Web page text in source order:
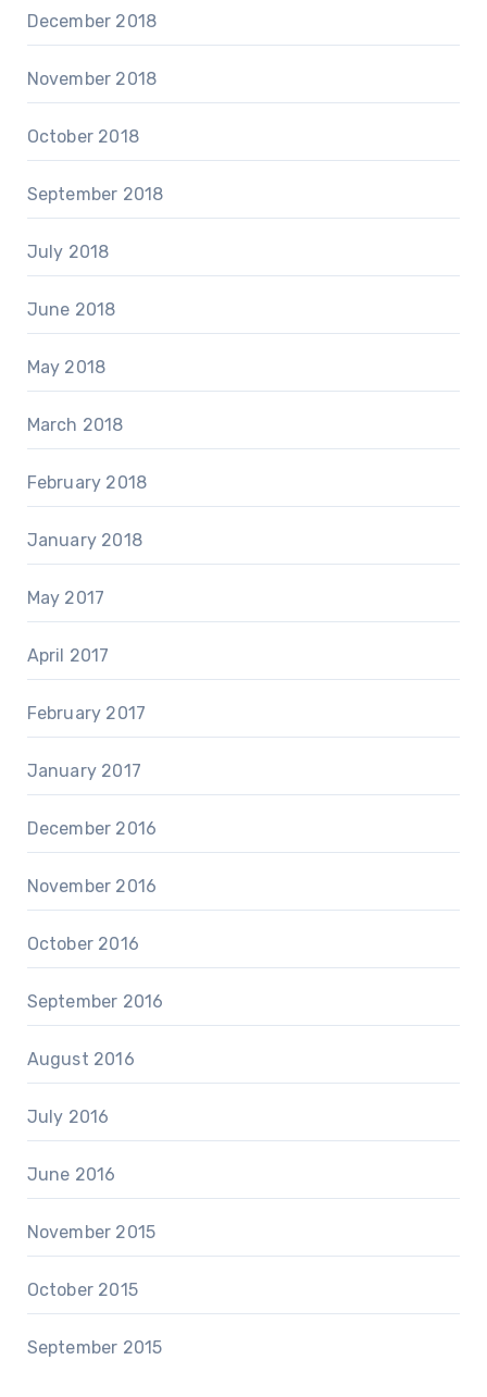
December 2018
November 2018
October 2018
September 2018
July 2018
June 2018
May 2018
March 2018
February 2018
January 2018
May 2017
April 2017
February 2017
January 2017
December 2016
November 2016
October 2016
September 2016
August 2016
July 2016
June 2016
November 2015
October 2015
September 2015